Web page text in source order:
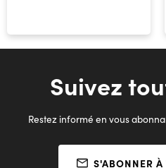
Suivez
Restez informé en vous
S'ABONNER